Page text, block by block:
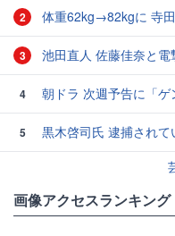
2 体重62kg→82kgに 寺
3 池田直人 佐藤佳奈と電
4 朝ドラ 次週予告に「ゲ
5
黒木啓司氏 逮捕されて
画像アクセスランキング